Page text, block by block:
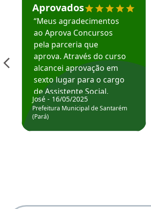
Aprovados
“Meus agradecimentos
ao Aprova Concursos
pela parceria que
aprova. Através do curso
alcancei aprovação em
sexto lugar para o cargo
de Assistente Social.
Hoje estou atuando na
Prefeitura de Santarém.
José - 16/05/2025
Prefeitura Municipal de Santarém
(Pará)